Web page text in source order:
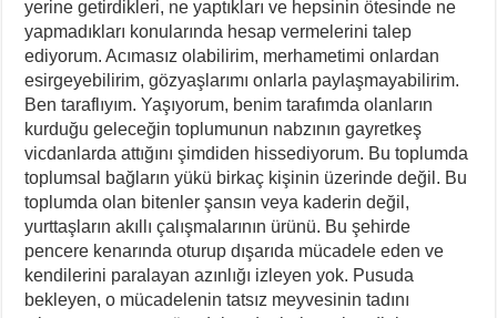
yerine getirdikleri, ne yaptıkları ve hepsinin ötesinde ne
yapmadıkları konularında hesap vermelerini talep
ediyorum. Acımasız olabilirim, merhametimi onlardan
esirgeyebilirim, gözyaşlarımı onlarla paylaşmayabilirim.
Ben taraflıyım. Yaşıyorum, benim tarafımda olanların
kurduğu geleceğin toplumunun nabzının gayretkeş
vicdanlarda attığını şimdiden hissediyorum. Bu toplumda
toplumsal bağların yükü birkaç kişinin üzerinde değil. Bu
toplumda olan bitenler şansın veya kaderin değil,
yurttaşların akıllı çalışmalarının ürünü. Bu şehirde
pencere kenarında oturup dışarıda mücadele eden ve
kendilerini paralayan azınlığı izleyen yok. Pusuda
bekleyen, o mücadelenin tatsız meyvesinin tadını